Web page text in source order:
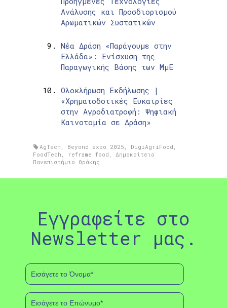
Ανάλυσης και Προσδιορισμού
Αρωματικών Συστατικών
Νέα Δράση «Παράγουμε στην
Ελλάδα»: Ενίσχυση της
Παραγωγικής Βάσης των ΜμΕ
Ολοκλήρωση Εκδήλωσης |
«Χρηματοδοτικές Ευκαιρίες
στην Αγροδιατροφή: Ψηφιακή
Καινοτομία σε Δράση»
AgTech Beyond expo 2025 DigiAgriFood
FoodTech
reframe food
Δημοκρίτειο
Πανεπιστήμιο Θράκης
Εγγραφείτε στο
Newsletter μας.